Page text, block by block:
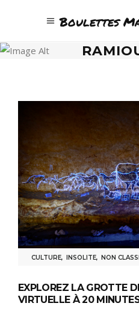
Boulettes
CULTURE, INSOLITE, NON
EXPLOREZ LA GROTTE
VIRTUELLE À 20